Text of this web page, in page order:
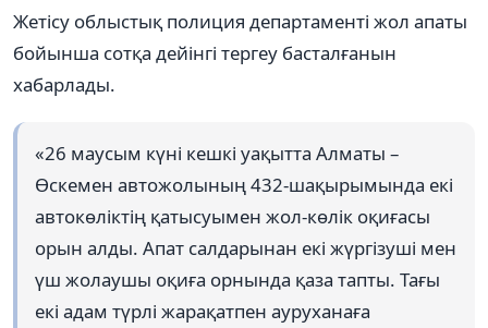
Жетісу облыстық полиция департаменті жол апаты
бойынша сотқа дейінгі тергеу басталғанын
хабарлады.
«26 маусым күні кешкі уақытта Алматы –
Өскемен автожолының 432-шақырымында екі
автокөліктің қатысуымен жол-көлік оқиғасы
орын алды. Апат салдарынан екі жүргізуші мен
үш жолаушы оқиға орнында қаза тапты. Тағы
екі адам түрлі жарақатпен ауруханаға